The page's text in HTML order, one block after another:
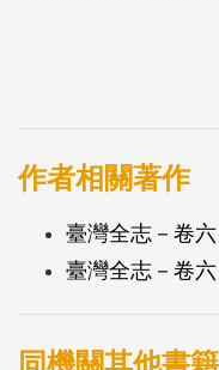
作者相關著作
臺灣全志－卷
臺灣全志－卷
同機關其他書籍